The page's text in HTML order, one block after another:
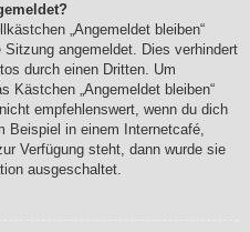
„Angemeldet bleiben“
angemeldet. Dies verhindert
durch einen Dritten. Um
Kästchen „Angemeldet bleiben“
empfehlenswert, wenn du dich
Beispiel in einem Internetcafé,
Verfügung steht, dann wurde sie
ausgeschaltet.